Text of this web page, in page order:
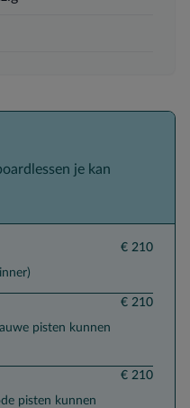
je kan
€ 210
pisten kunnen
€ 210
pisten kunnen
€ 210